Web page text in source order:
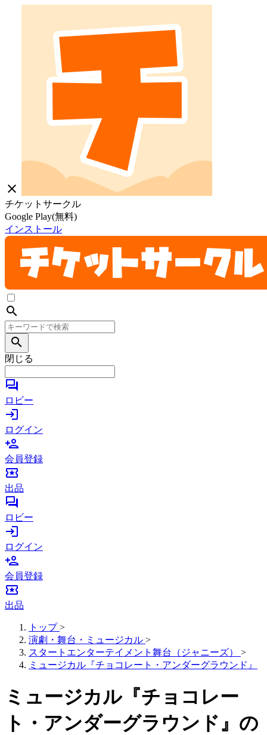
close
チケットサークル
Google Play(無料)
インストール
search
search
閉じる
forum
ロビー
login
ログイン
person_add
会員登録
local_activity
出品
forum
ロビー
login
ログイン
person_add
会員登録
local_activity
出品
トップ >
演劇・舞台・ミュージカル >
スタートエンターテイメント舞台（ジャニーズ）
>
ミュージカル『チョコレート・アンダーグラウンド』
ミュージカル『チョコレー
ト・アンダーグラウンド』の